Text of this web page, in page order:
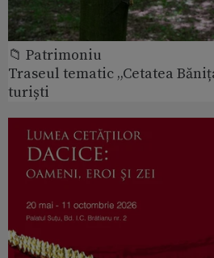
📁 Patrimoniu
Traseul tematic „Cetatea
turiști